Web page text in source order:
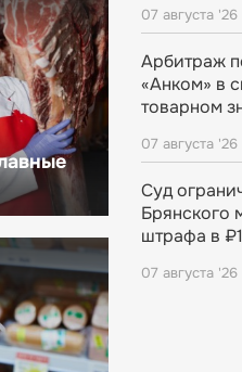
07 августа '26
Арбитраж
«Анком» в
товарном
07 августа '26
Суд
Брянского
штрафа в
07 августа '26